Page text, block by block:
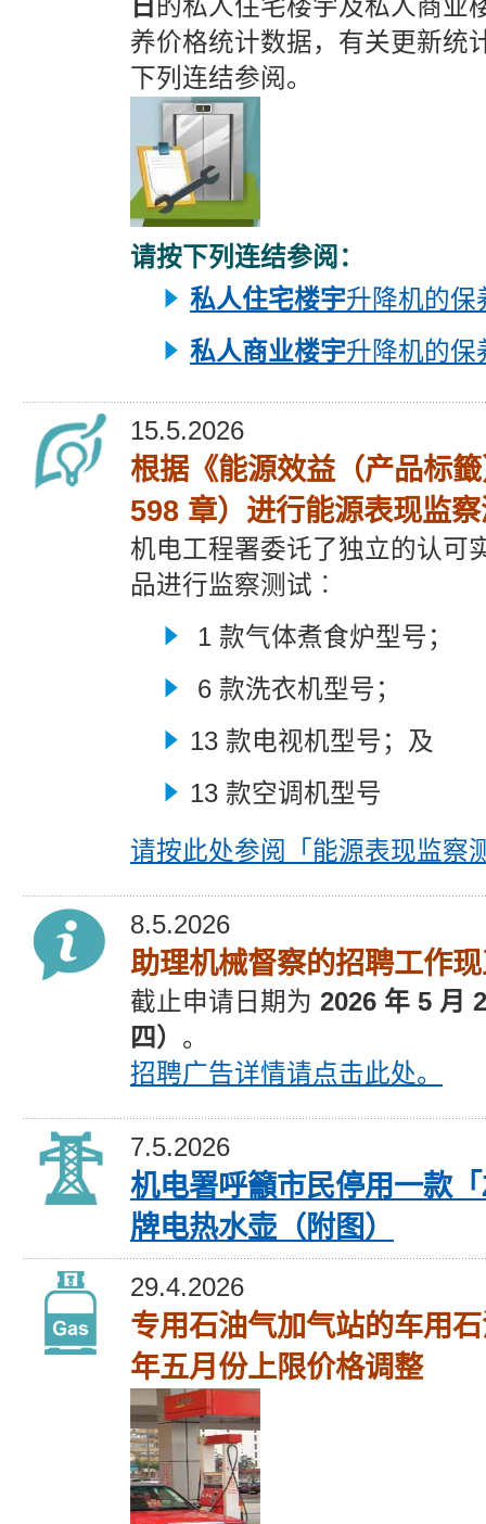
日 的私人住宅楼宇及私人商业
养价格统计数据，有关更新统
下列连结参阅。
请按下列连结参阅：
私人住宅楼宇升降机的保
私人商业楼宇升降机的保
15.5.2026
根据《能源效益（产品标
598 章）进行能源表现监
机电工程署委讬了独立的认可
品进行监察测试︰
1 款气体煮食炉型号；
6 款洗衣机型号；
13 款电视机型号；及
13 款空调机型号
请按此处参阅 「能源表现监察
8.5.2026
助理机械督察的招聘工作
截止申请 日期为 2026 年 5 月
四） 。
招聘广告详情请点击此处。
7.5.2026
机电署呼籲市民停用一款
牌电热水壶（附图）
29.4.2026
专用石油气加气站的车用
年五月份上限价格调整